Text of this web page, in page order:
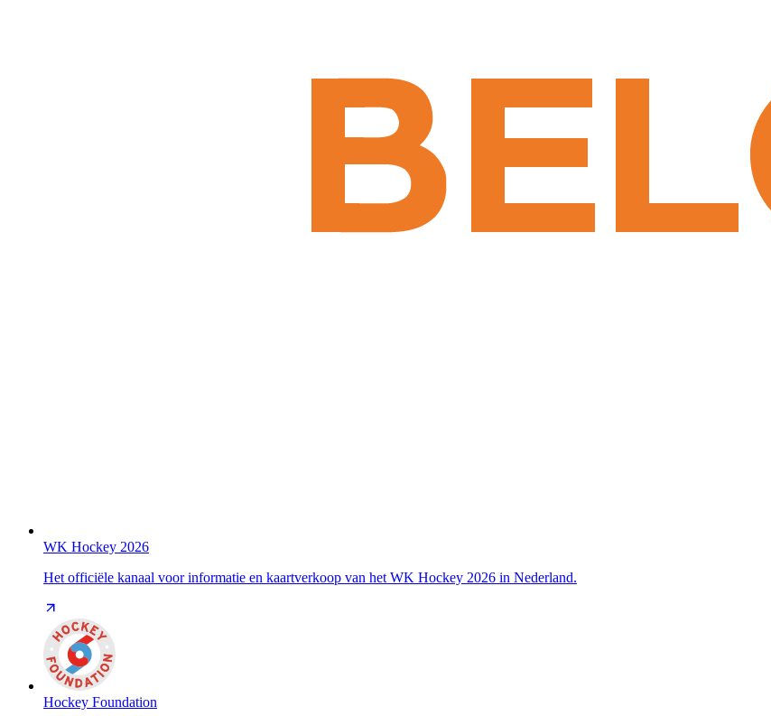
WK Hockey 2026
Het officiële kanaal voor informatie en kaartverkoop van het WK Hockey 2026 in Nederland.
Hockey Foundation